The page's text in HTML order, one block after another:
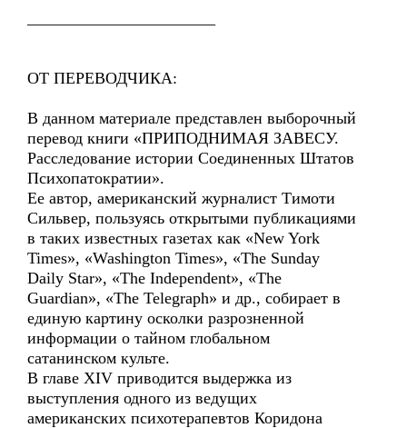
ОТ ПЕРЕВОДЧИКА:
В данном материале представлен выборочный
перевод книги «ПРИПОДНИМАЯ ЗАВЕСУ.
Расследование истории Соединенных Штатов
Психопатократии».
Ее автор, американский журналист Тимоти
Сильвер, пользуясь открытыми публикациями
в таких известных газетах как «New York
Times», «Washington Times», «The Sunday
Daily Star», «The Independent», «The
Guardian», «The Telegraph» и др., собирает в
единую картину осколки разрозненной
информации о тайном глобальном
сатанинском культе.
В главе XIV приводится выдержка из
выступления одного из ведущих
американских психотерапевтов Коридона